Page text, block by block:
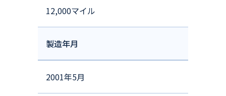
12,000マイル
製造年月
2001年5月